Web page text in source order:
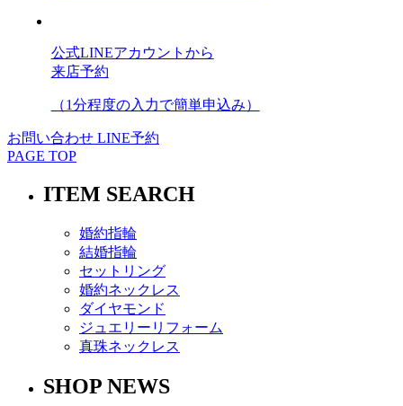
公式LINEアカウントから
来店予約
（1分程度の入力で簡単申込み）
お問い合わせ LINE予約
PAGE TOP
ITEM SEARCH
婚約指輪
結婚指輪
セットリング
婚約ネックレス
ダイヤモンド
ジュエリーリフォーム
真珠ネックレス
SHOP NEWS